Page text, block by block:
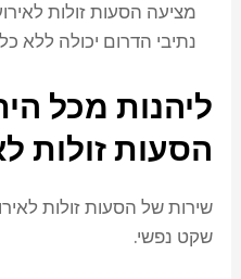
מציעה הסעות זולות
נתיבי הדרום יכולה ללא
ליהנות מכל
הסעות זולות
שירות של הסעות זולות
שקט נפשי.